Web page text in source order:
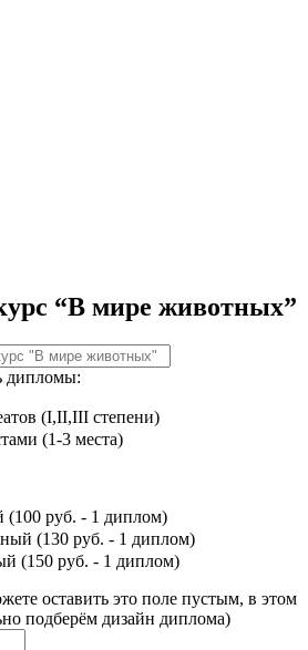
“В мире животных”
дипломы:
(I,II,III степени)
(1-3 места)
(100 руб. - 1 диплом)
(130 руб. - 1 диплом)
(150 руб. - 1 диплом)
оставить это поле пустым, в этом
подберём дизайн диплома)